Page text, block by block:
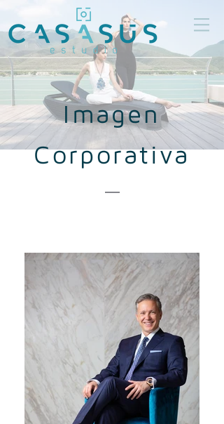
Imagen
Corporativa